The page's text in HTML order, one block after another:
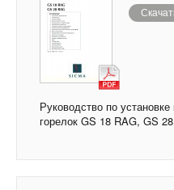
Руководство по
горелок GS 18 RAG, GS